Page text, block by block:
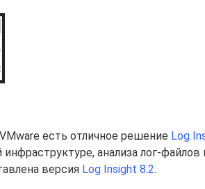
есть отличное решение Log
инфраструктуре, анализа лог-
версия Log Insight 8.2.